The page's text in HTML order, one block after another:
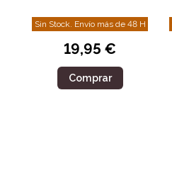
Sin Stock. Envío más de 48 H
19,95 €
Comprar